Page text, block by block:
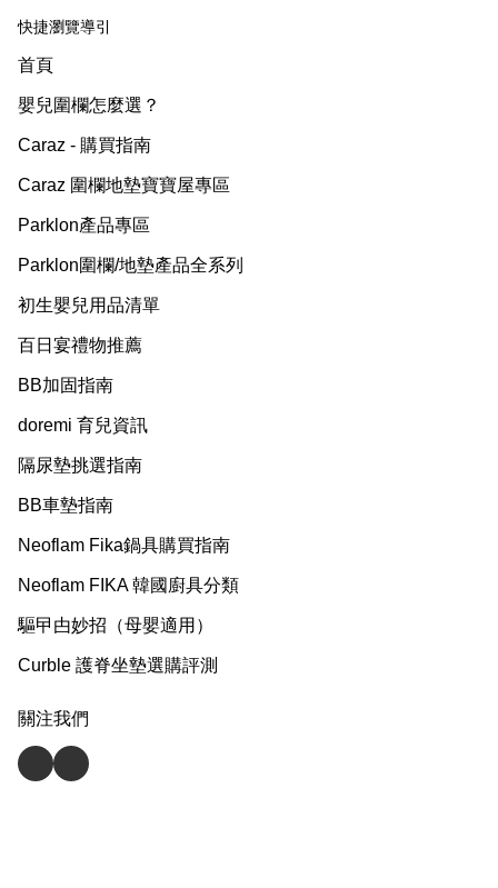
快捷瀏覽導引
首頁
嬰兒圍欄怎麼選？
Caraz - 購買指南
Caraz 圍欄地墊寶寶屋專區
Parklon產品專區
Parklon圍欄/地墊產品全系列
初生嬰兒用品清單
百日宴禮物推薦
BB加固指南
doremi 育兒資訊
隔尿墊挑選指南
BB車墊指南
Neoflam Fika鍋具購買指南
Neoflam FIKA 韓國廚具分類
驅曱甴妙招（母嬰適用）
Curble 護脊坐墊選購評測
關注我們